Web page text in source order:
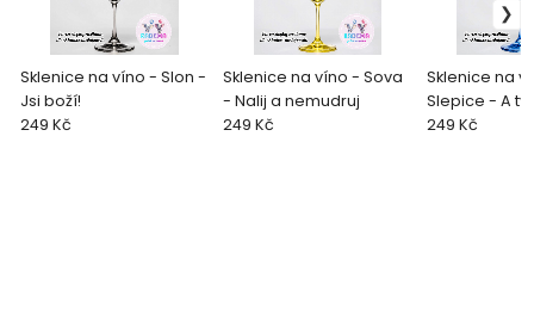
Sklenice na víno - Slon -
Jsi boží!
249 Kč
Sklenice na víno - Sova
- Nalij a nemudruj
249 Kč
Sklenice na
Slepice - A ty
neser -
249 Kč